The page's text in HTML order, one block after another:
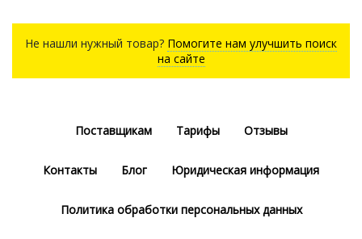
Не нашли нужный товар? Помогите нам улучшить поиск
на сайте
Поставщикам Тарифы Отзывы
Контакты Блог Юридическая информация
Политика обработки персональных данных